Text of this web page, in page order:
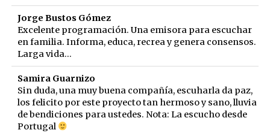
Jorge Bustos Gómez
Excelente programación. Una emisora para escuchar
en familia. Informa, educa, recrea y genera consensos.
Larga vida...
Samira Guarnizo
Sin duda, una muy buena compañía, escuharla da paz,
los felicito por este proyecto tan hermoso y sano, lluvia
de bendiciones para ustedes. Nota: La escucho desde
Portugal